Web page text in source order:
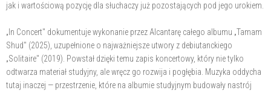
jak i wartościową pozycję dla słuchaczy już pozostających pod jego urokiem.
„In Concert" dokumentuje wykonanie przez Alcantarę całego albumu „Tamam
Shud" (2025), uzupełnione o najważniejsze utwory z debiutanckiego
„Solitaire" (2019). Powstał dzięki temu zapis koncertowy, który nie tylko
odtwarza materiał studyjny, ale wręcz go rozwija i pogłębia. Muzyka oddycha
tutaj inaczej — przestrzenie, które na albumie studyjnym budowały nastrój